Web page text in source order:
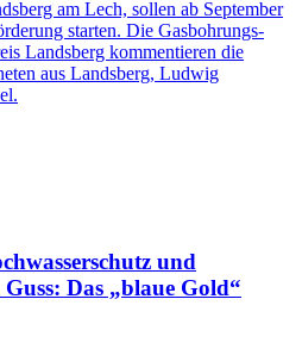
am Lech, sollen ab September
starten. Die Gasbohrungs-
Landsberg kommentieren die
aus Landsberg, Ludwig
und
Das „blaue Gold“